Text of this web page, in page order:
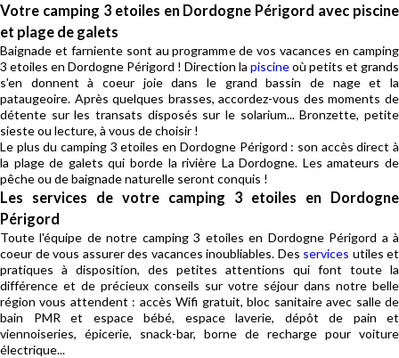
Votre camping 3 etoiles en Dordogne Périgord avec piscine
et plage de galets
Baignade et farniente sont au programme de vos vacances en camping
3 etoiles en Dordogne Périgord ! Direction la piscineoù petits et grands
s'en donnent à coeur joie dans le grand bassin de nage et la
pataugeoire. Après quelques brasses, accordez-vous des moments de
détente sur les transats disposés sur le solarium... Bronzette, petite
sieste ou lecture, à vous de choisir !
Le plus du camping 3 etoiles en Dordogne Périgord : son accès direct à
la plage de galets qui borde la rivière La Dordogne. Les amateurs de
pêche ou de baignade naturelle seront conquis !
Les services de votre camping 3 etoiles en Dordogne
Périgord
Toute l'équipe de notre camping 3 etoiles en Dordogne Périgord a à
coeur de vous assurer des vacances inoubliables. Des services utiles et
pratiques à disposition, des petites attentions qui font toute la
différence et de précieux conseils sur votre séjour dans notre belle
région vous attendent : accès Wifi gratuit, bloc sanitaire avec salle de
bain PMR et espace bébé, espace laverie, dépôt de pain et
viennoiseries, épicerie, snack-bar, borne de recharge pour voiture
électrique...